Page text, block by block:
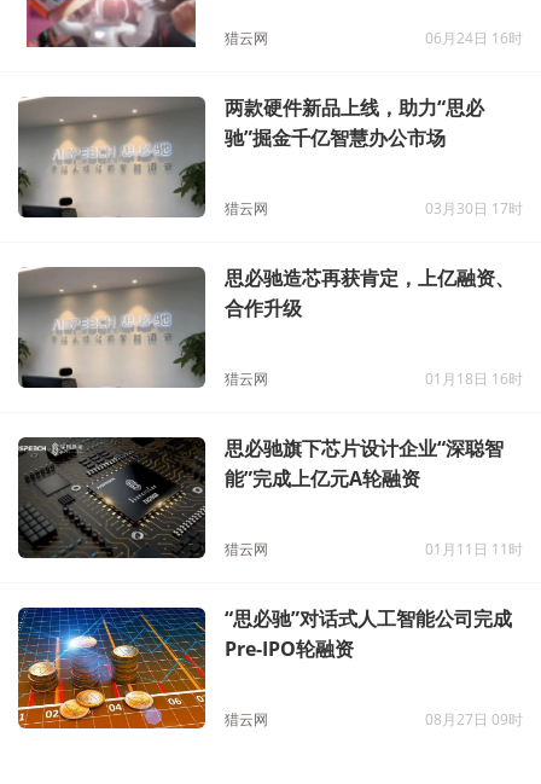
猎云网 06月24日 16时
两款硬件新品上线，助力“思必
驰”掘金千亿智慧办公市场
猎云网 03月30日 17时
思必驰造芯再获肯定，上亿融资、
合作升级
猎云网 01月18日 16时
思必驰旗下芯片设计企业“深聪智
能”完成上亿元A轮融资
猎云网 01月11日 11时
“思必驰”对话式人工智能公司完成
Pre-IPO轮融资
猎云网 08月27日 09时